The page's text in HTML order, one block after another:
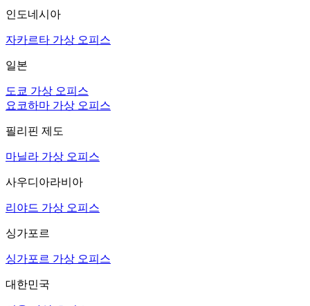
인도네시아
자카르타 가상 오피스
일본
도쿄 가상 오피스
요코하마 가상 오피스
필리핀 제도
마닐라 가상 오피스
사우디아라비아
리야드 가상 오피스
싱가포르
싱가포르 가상 오피스
대한민국